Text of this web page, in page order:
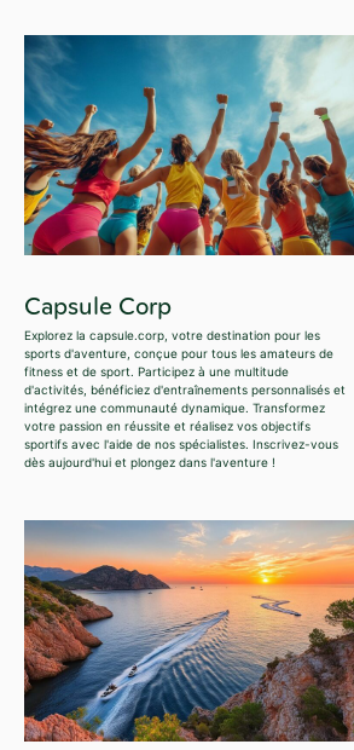
Capsule Corp
Explorez la capsule.corp, votre destination pour les
sports d'aventure, conçue pour tous les amateurs de
fitness et de sport. Participez à une multitude
d'activités, bénéficiez d'entraînements personnalisés et
intégrez une communauté dynamique. Transformez
votre passion en réussite et réalisez vos objectifs
sportifs avec l'aide de nos spécialistes. Inscrivez-vous
dès aujourd'hui et plongez dans l'aventure !